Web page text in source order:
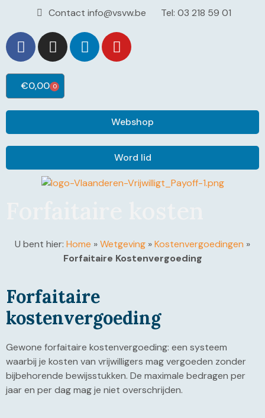
Contact info@vsvw.be Tel: 03 218 59 01
€0,00 0
Webshop
Word lid
U bent hier: Home »Wetgeving »Kostenvergoedingen »
Forfaitaire Kostenvergoeding
Forfaitaire
kostenvergoeding
Gewone forfaitaire kostenvergoeding: een systeem
waarbij je kosten van vrijwilligers mag vergoeden zonder
bijbehorende bewijsstukken. De maximale bedragen per
jaar en per dag mag je niet overschrijden.